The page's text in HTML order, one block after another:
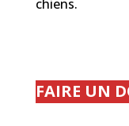
chiens.
FAIRE UN